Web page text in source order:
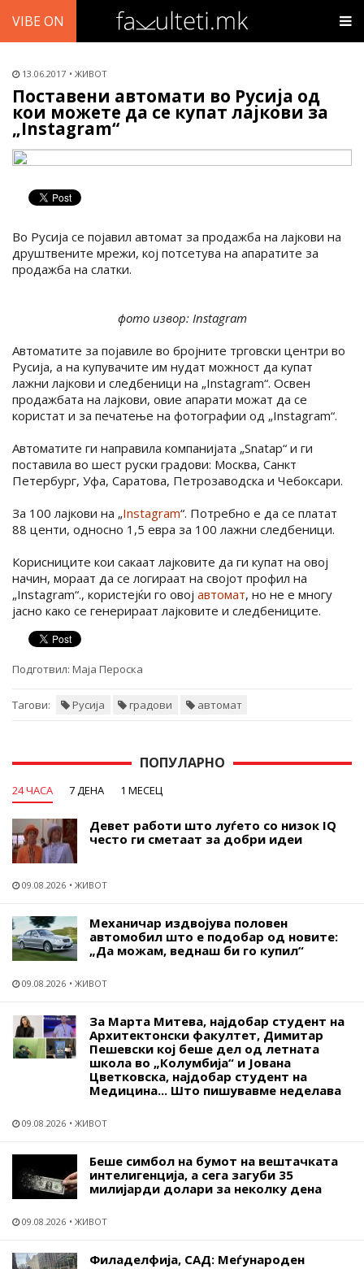
VIBE ON
13.06.2017 ЖИВОТ
Поставени автомати во Русија од
кои можете да се купат лајкови за
„Instagram“
Во Русија се појавил автомат за продажба на лајкови на
друштвените мрежи, кој потсетува на апаратите за
продажба на слатки.
фото извор: Instagram
Автоматите за појавиле во бројните трговски центри во
Русија, а на купувачите им нудат можност да купат
лажни лајкови и следбеници на „Instagram“. Освен
продажбата на лајкови, овие апарати можат да се
користат и за печатење на фотографии од „Instagram“.
Автоматите ги направила компанијата „Snatap“ и ги
поставила во шест руски градови: Москва, Санкт
Петербург, Уфа, Саратова, Петрозаводска и Чебоксари.
За 100 лајкови на „Instagram“. Потребно е да се платат
88 центи, односно 1,5 евра за 100 лажни следбеници.
Корисниците кои сакаат лајковите да ги купат на овој
начин, мораат да се логираат на својот профил на
„Instagram“., користејќи го овој автомат, но не е многу
јасно како се генерираат лајковите и следбениците.
Подготвил: Маја Пероска
Тагови: Русија градови автомат
ПОПУЛАРНО
24 ЧАСА 7 ДЕНА 1 МЕСЕЦ
Девет работи што луѓето со низок IQ
често ги сметаат за добри идеи
09.08.2026 ЖИВОТ
Механичар издвојува половен
автомобил што е подобар од новите:
„Да можам, веднаш би го купил“
09.08.2026 ЖИВОТ
За Марта Митева, најдобар студент на
Архитектонски факултет, Димитар
Пешевски кој беше дел од летната
школа во „Колумбија“ и Јована
Цветковска, најдобар студент на
Медицина... Што пишувавме неделава
09.08.2026 ЖИВОТ
Беше симбол на бумот на вештачката
интелигенција, а сега загуби 35
милијарди долари за неколку дена
09.08.2026 ЖИВОТ
Филаделфија, САД: Меѓународен